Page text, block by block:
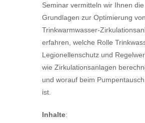
Seminar vermitteln wir Ihnen
Grundlagen zur Optimierung von
Trinkwarmwasser-
erfahren, welche Rolle
Legionellenschutz und
wie Zirkulationsanlagen
und worauf beim
ist.
Inhalte: